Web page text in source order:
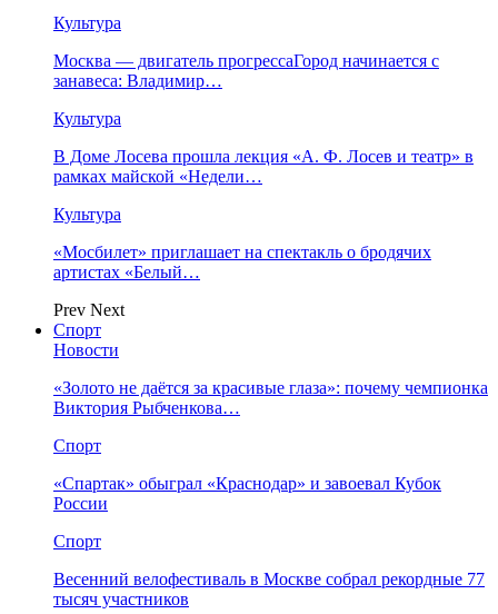
Культура
Москва — двигатель прогрессаГород начинается с
занавеса: Владимир…
Культура
В Доме Лосева прошла лекция «А. Ф. Лосев и театр» в
рамках майской «Недели…
Культура
«Мосбилет» приглашает на спектакль о бродячих
артистах «Белый…
Prev Next
Спорт
Новости
«Золото не даётся за красивые глаза»: почему чемпионка
Виктория Рыбченкова…
Спорт
«Спартак» обыграл «Краснодар» и завоевал Кубок
России
Спорт
Весенний велофестиваль в Москве собрал рекордные 77
тысяч участников